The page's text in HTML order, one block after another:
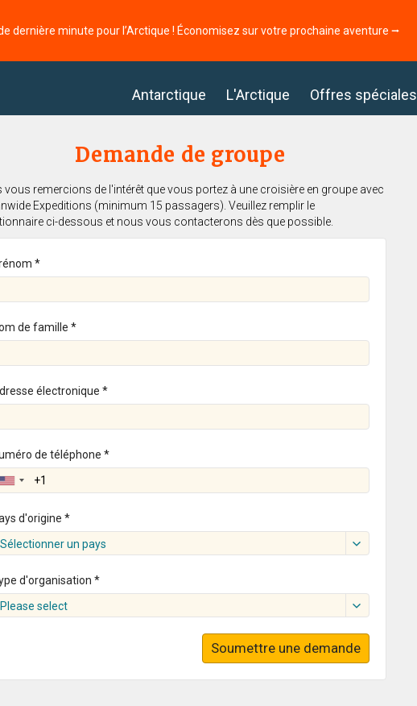
dernière minute pour l’Arctique ! Économisez sur votre prochaine aventure ⭢
Antarctique L'Arctique Offres spéciales
Demande de groupe
vous remercions de l'intérêt que vous portez à une croisière en groupe avec
Expeditions (minimum 15 passagers). Veuillez remplir le
ci-dessous et nous vous contacterons dès que possible.
*
de famille *
électronique *
de téléphone *
d'origine *
Sélectionner un pays
d'organisation *
Please select
Soumettre une demande